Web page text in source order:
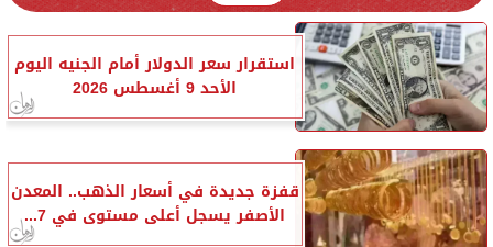
استقرار سعر الدولار أمام الجنيه اليوم
الأحد 9 أغسطس 2026
قفزة جديدة في أسعار الذهب.. المعدن
الأصفر يسجل أعلى مستوى في 7...